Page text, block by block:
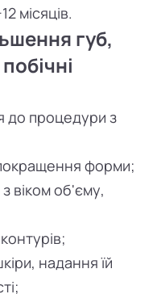
місяців.
губ,
до процедури з
форми;
віком об'єму,
надання їй